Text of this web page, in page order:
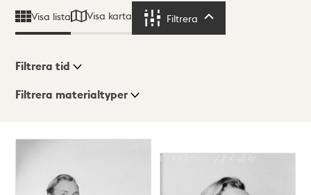
Visa lista Visa karta Filtrera
Visningsläge
Filtrera tid
Filtrera materialtyper